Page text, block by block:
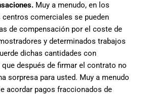
Muy a menudo, en los
comerciales se pueden
de compensación por el coste de
y determinados trabajos
dichas cantidades con
después de firmar el contrato no
sorpresa para usted. Muy a menudo
acordar pagos fraccionados de